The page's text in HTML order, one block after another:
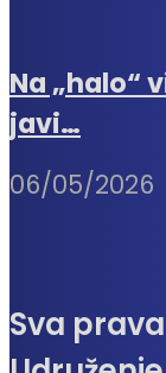
Na „halo“
javi…
06/05/2026
Sva